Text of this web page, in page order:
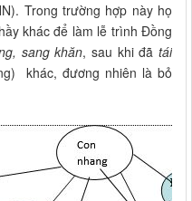
Trong trường hợp này họ
khác để làm lễ trình Đồng
sang khăn, sau khi đãtái
khác, đương nhiên là bỏ